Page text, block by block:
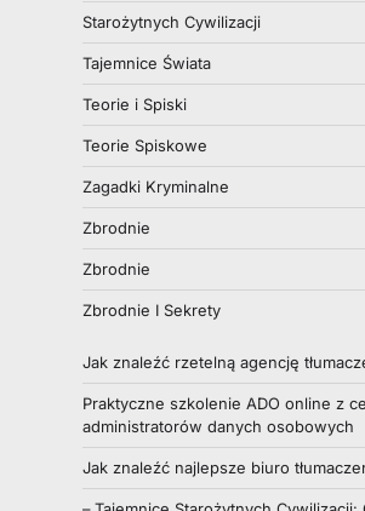
Starożytnych Cywilizacji
Tajemnice Świata
Teorie i Spiski
Teorie Spiskowe
Zagadki Kryminalne
Zbrodnie
Zbrodnie
Zbrodnie I Sekrety
Jak znaleźć rzetelną agencję
Praktyczne szkolenie ADO online z
administratorów danych osobowych
Jak znaleźć najlepsze biuro